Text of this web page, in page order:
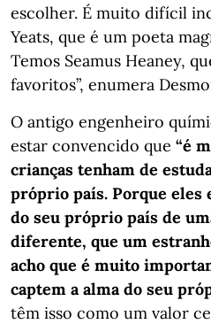
escolher. É muito difícil
Yeats, que é um poeta
Temos Seamus Heaney,
favoritos”, enumera
O antigo engenheiro
estar convencido que “é
crianças tenham de
próprio país. Porque eles
do seu próprio país de
diferente, que um
acho que é muito
captem a alma do seu
têm isso como um valor